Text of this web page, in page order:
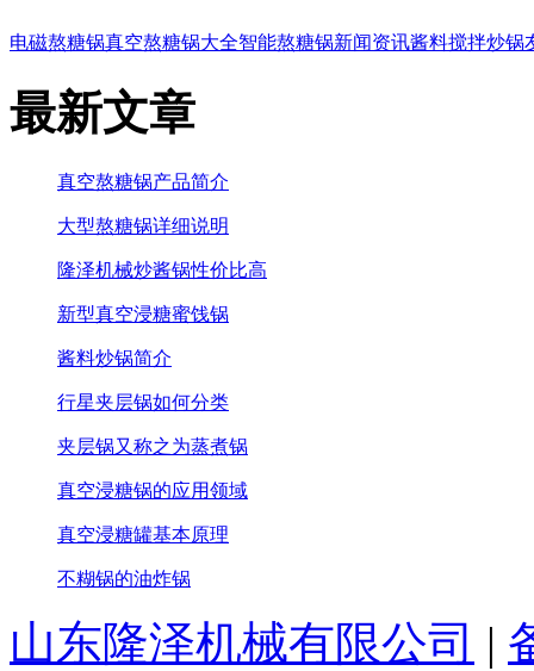
电磁熬糖锅真空熬糖锅大全智能熬糖锅新闻资讯酱料搅拌炒锅
最新文章
真空熬糖锅产品简介
大型熬糖锅详细说明
隆泽机械炒酱锅性价比高
新型真空浸糖蜜饯锅
酱料炒锅简介
行星夹层锅如何分类
夹层锅又称之为蒸煮锅
真空浸糖锅的应用领域
真空浸糖罐基本原理
不糊锅的油炸锅
山东隆泽机械有限公司 |